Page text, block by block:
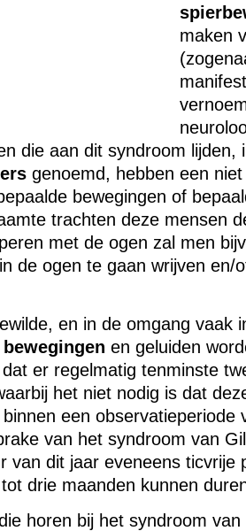
maken
die aan dit syndroom lijden,
genoemd, hebben een
bewegingen of
trachten deze mensen
met de ogen zal men
de ogen te gaan wrijven en/
en in de omgang vaak
bewegingen en geluiden
er regelmatig tenminste
het niet nodig is dat
een observatieperiode
van het syndroom van
van dit jaar eveneens ticvrije
drie maanden kunnen
horen bij het syndroom